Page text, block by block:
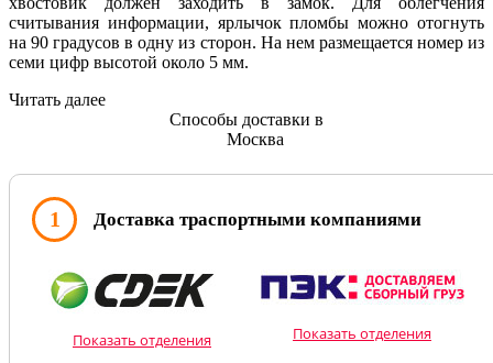
считывания информации, ярлычок пломбы можно отогнуть
на 90 градусов в одну из сторон. На нем размещается номер из
семи цифр высотой около 5 мм.
Читать далее
Способы доставки в
Москва
1 Доставка траспортными компаниями
Показать отделения Показать отделения